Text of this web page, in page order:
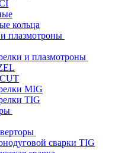
кольца
плазмотроны
и плазмотроны
MIG
TIG
сварки TIG